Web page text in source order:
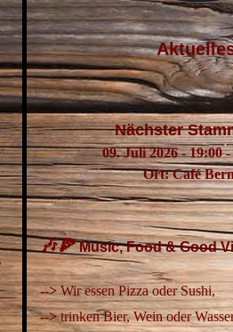
Nächster
09. Juli 2026 - 19:00
Ort: Café
🎶🍕Music, Food & Good
-->Wir essen Pizza oder Sushi,
-->trinken Bier, Wein oder